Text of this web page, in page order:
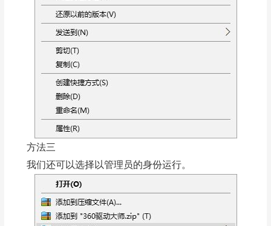
方法三
我们还可以选择以管理员的身份运行。